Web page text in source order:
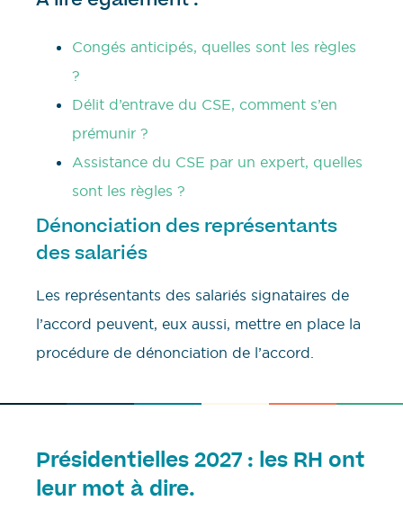
Congés anticipés, quelles sont les règles
?
Délit d’entrave du CSE, comment s’en
prémunir ?
Assistance du CSE par un expert, quelles
sont les règles ?
Dénonciation des représentants
des salariés
Les représentants des salariés signataires de
l’accord peuvent, eux aussi, mettre en place la
procédure de dénonciation de l’accord.
Présidentielles 2027 : les RH ont
leur mot à dire.